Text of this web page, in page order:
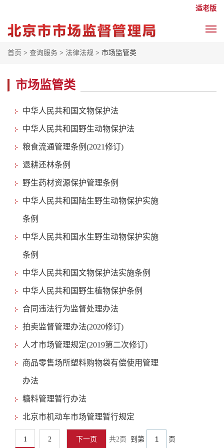
适老版
首页 > 查询服务 > 法律法规 > 市场监管类
市场监管类
中华人民共和国文物保护法
中华人民共和国野生动物保护法
粮食流通管理条例(2021修订)
退耕还林条例
野生药材资源保护管理条例
中华人民共和国陆生野生动物保护实施
条例
中华人民共和国水生野生动物保护实施
条例
中华人民共和国文物保护法实施条例
中华人民共和国野生植物保护条例
合同违法行为监督处理办法
拍卖监督管理办法(2020修订)
人才市场管理规定(2019第二次修订)
商品零售场所塑料购物袋有偿使用管理
办法
糖料管理暂行办法
北京市机动车市场管理暂行规定
1 2 下一页 共2页 到第 页